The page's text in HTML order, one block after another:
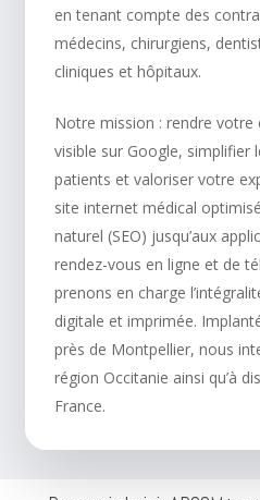
en tenant compte des
médecins, chirurgiens,
cliniques et hôpitaux.
Notre mission : rendre votre
visible sur Google, simplifier
patients et valoriser votre
site internet médical
naturel (SEO) jusqu’aux
rendez-vous en ligne et de
prenons en charge
digitale et imprimée.
près de Montpellier, nous
région Occitanie ainsi qu’à
France.